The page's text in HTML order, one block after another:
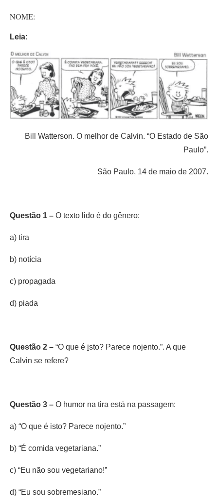
NOME:
Leia:
Bill Watterson. O melhor de Calvin. “O Estado de São
Paulo”.
São Paulo, 14 de maio de 2007.
Questão 1 – O texto lido é do gênero:
a) tira
b) notícia
c) propagada
d) piada
Questão 2 – “O que é isto? Parece nojento.”. A que
Calvin se refere?
Questão 3 – O humor na tira está na passagem:
a) “O que é isto? Parece nojento.”
b) “É comida vegetariana.”
c) “Eu não sou vegetariano!”
d) “Eu sou sobremesiano.”